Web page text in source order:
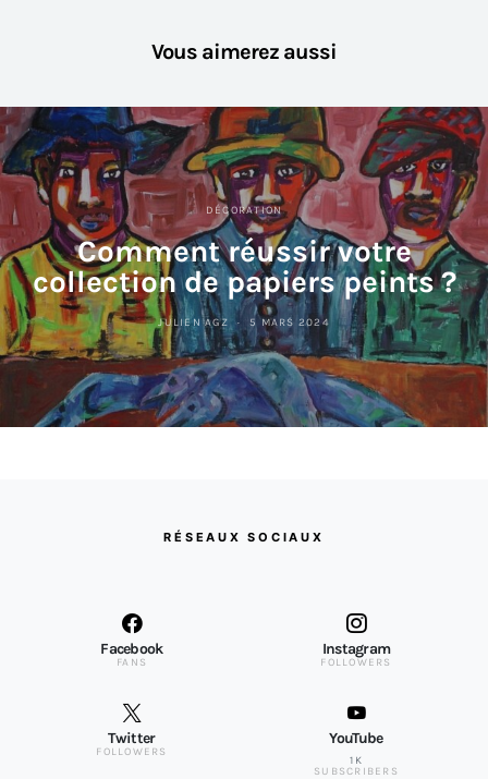
Vous aimerez aussi
DÉCORATION
Comment réussir votre
collection de papiers peints ?
JULIEN AGZ 5 MARS 2024
RÉSEAUX SOCIAUX
Facebook
FANS
Instagram
FOLLOWERS
Twitter
FOLLOWERS
YouTube
1K
SUBSCRIBERS